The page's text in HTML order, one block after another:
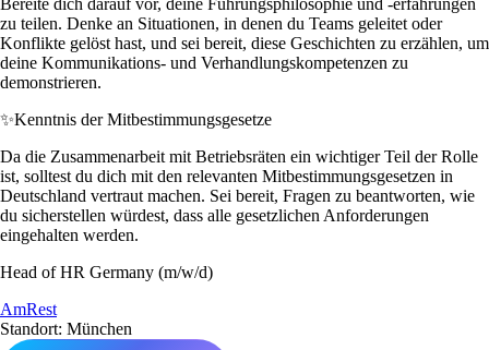
zu teilen. Denke an Situationen, in denen du Teams geleitet oder
Konflikte gelöst hast, und sei bereit, diese Geschichten zu erzählen, um
deine Kommunikations- und Verhandlungskompetenzen zu
demonstrieren.
✨Kenntnis der Mitbestimmungsgesetze
Da die Zusammenarbeit mit Betriebsräten ein wichtiger Teil der Rolle
ist, solltest du dich mit den relevanten Mitbestimmungsgesetzen in
Deutschland vertraut machen. Sei bereit, Fragen zu beantworten, wie
du sicherstellen würdest, dass alle gesetzlichen Anforderungen
eingehalten werden.
Head of HR Germany (m/w/d)
AmRest
Standort: München